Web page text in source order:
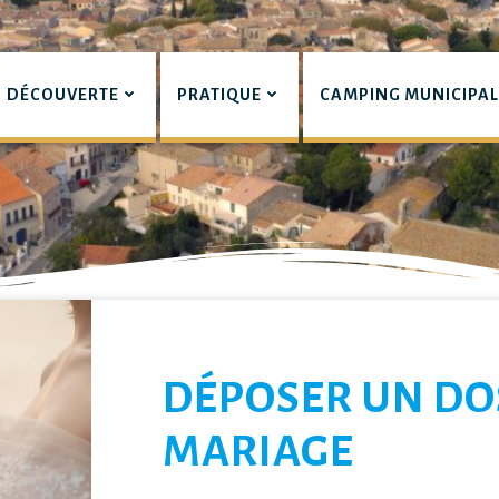
DÉCOUVERTE PRATIQUE CAMPING MUNICIPAL
DÉPOSER UN
MARIAGE